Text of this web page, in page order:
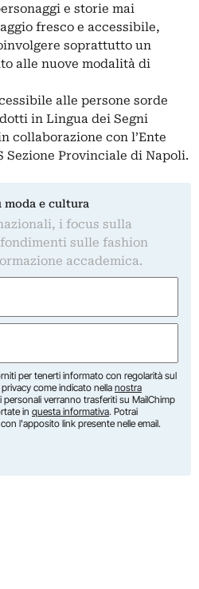
e storie mai
fresco e accessibile,
soprattutto un
alle nuove modalità di
alle persone sorde
in Lingua dei Segni
collaborazione con l’Ente
Sezione Provinciale di Napoli.
e cultura
i focus sulla
sulle fashion
accademica.
per tenerti informato con regolarità sul
come indicato nella nostra
personali verranno trasferiti su MailChimp
in questa informativa. Potrai
l'apposito link presente nelle email.